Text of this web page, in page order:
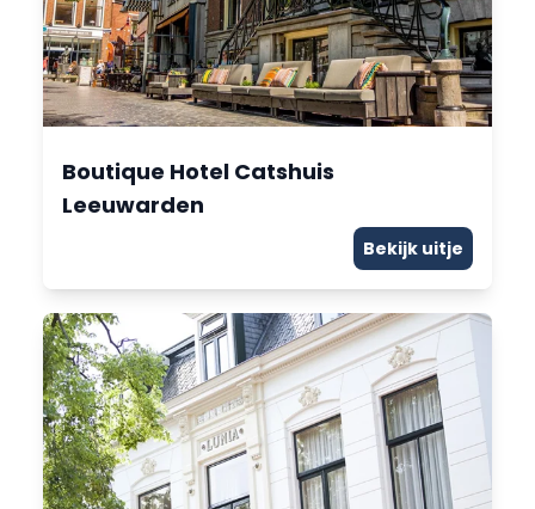
Boutique Hotel Catshuis
Leeuwarden
Bekijk uitje